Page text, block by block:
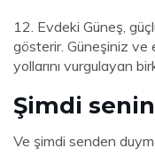
12. Evdeki Güneş,
gösterir. Güneşiniz ve
yollarını vurgulayan
Şimdi senin
Ve şimdi senden